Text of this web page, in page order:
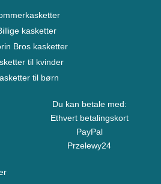
kasketter
Bros kasketter
til kvinder
til børn
Du kan betale med:
Ethvert betalingskort
PayPal
Przelewy24